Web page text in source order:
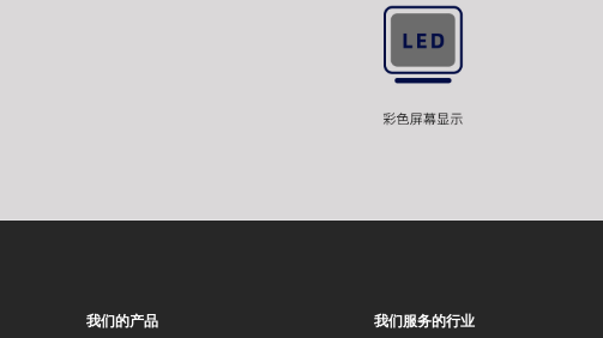
我们的产品 我们服务的行业